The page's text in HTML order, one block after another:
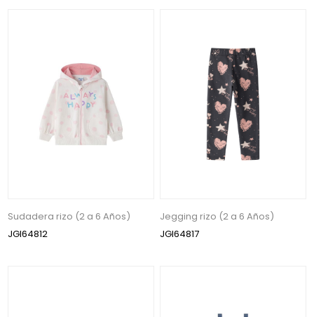
Sudadera rizo (2 a 6 Años)
JGI64812
Jegging rizo (2 a 6 Años)
JGI64817